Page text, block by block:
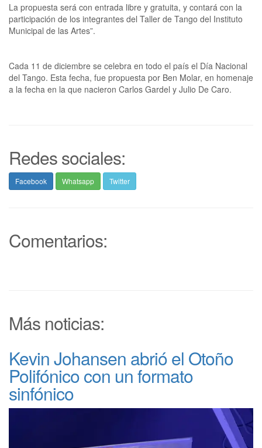
La propuesta será con entrada libre y gratuita, y contará con la
participación de los integrantes del Taller de Tango del Instituto
Municipal de las Artes”.
Cada 11 de diciembre se celebra en todo el país el Día Nacional
del Tango. Esta fecha, fue propuesta por Ben Molar, en homenaje
a la fecha en la que nacieron Carlos Gardel y Julio De Caro.
Redes sociales:
Facebook Whatsapp Twitter
Comentarios:
Más noticias:
Kevin Johansen abrió el Otoño
Polifónico con un formato
sinfónico